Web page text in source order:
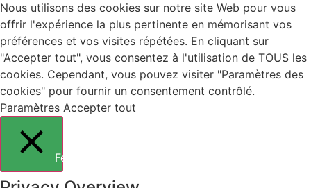
Nous utilisons des cookies sur notre site Web pour vous
offrir l'expérience la plus pertinente en mémorisant vos
préférences et vos visites répétées. En cliquant sur
"Accepter tout", vous consentez à l'utilisation de TOUS les
cookies. Cependant, vous pouvez visiter "Paramètres des
cookies" pour fournir un consentement contrôlé.
Paramètres Accepter tout
Fermer